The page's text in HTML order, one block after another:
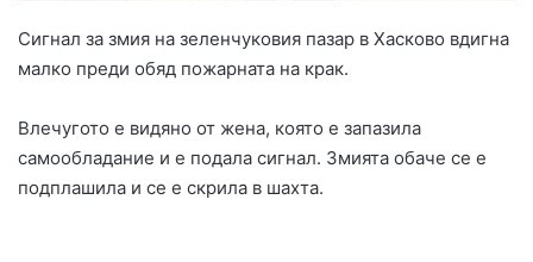
Сигнал за змия на зеленчуковия пазар в Хасково вдигна
малко преди обяд пожарната на крак.
Влечугото е видяно от жена, която е запазила
самообладание и е подала сигнал. Змията обаче се е
подплашила и се е скрила в шахта.